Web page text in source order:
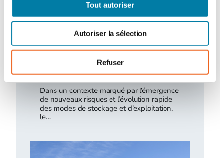
Tout autoriser
Autoriser la sélection
Refuser
L’extinction automatique par sprinkleur à
l’épreuve des nouveaux risques
Dans un contexte marqué par l’émergence
de nouveaux risques et l’évolution rapide
des modes de stockage et d’exploitation,
le…